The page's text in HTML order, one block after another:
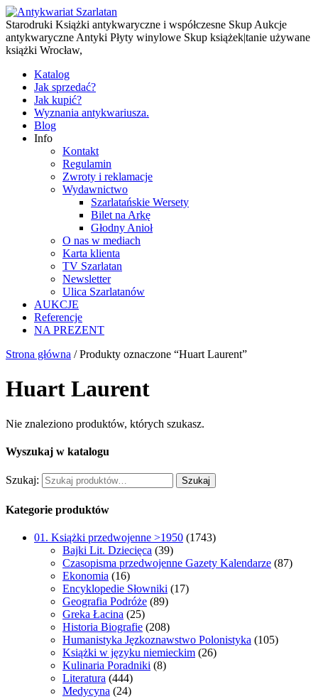
Starodruki Książki antykwaryczne i współczesne Skup Aukcje
antykwaryczne Antyki Płyty winylowe Skup książek|tanie używane
książki Wrocław,
Katalog
Jak sprzedać?
Jak kupić?
Wyznania antykwariusza.
Blog
Info
Kontakt
Regulamin
Zwroty i reklamacje
Wydawnictwo
Szarlatańskie Wersety
Bilet na Arkę
Głodny Anioł
O nas w mediach
Karta klienta
TV Szarlatan
Newsletter
Ulica Szarlatanów
AUKCJE
Referencje
NA PREZENT
Strona główna / Produkty oznaczone “Huart Laurent”
Huart Laurent
Nie znaleziono produktów, których szukasz.
Wyszukaj w katalogu
Szukaj: Szukaj
Kategorie produktów
01. Książki przedwojenne >1950 (1743)
Bajki Lit. Dziecięca (39)
Czasopisma przedwojenne Gazety Kalendarze (87)
Ekonomia (16)
Encyklopedie Słowniki (17)
Geografia Podróże (89)
Greka Łacina (25)
Historia Biografie (208)
Humanistyka Jęzkoznawstwo Polonistyka (105)
Książki w języku niemieckim (26)
Kulinaria Poradniki (8)
Literatura (444)
Medycyna (24)